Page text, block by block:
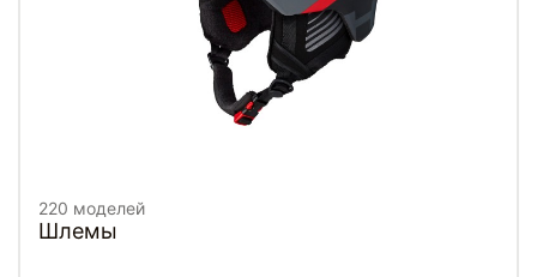
220 моделей
Шлемы